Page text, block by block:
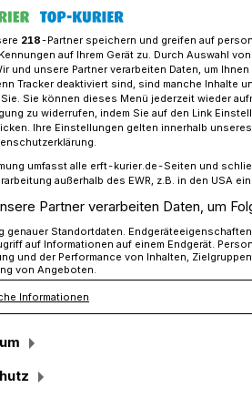
nutzte seine Chancen
Korkmaz´
acht
hat es
weite Strecken
drei Jahren in die
gegen den TuS
Markus Stupp am
218-Partner speichern und greifen auf
auf Ihrem Gerät zu. Durch Auswahl
und unsere Partner verarbeiten Daten, um
Tracker deaktiviert sind, sind manche Inhalte
Sie können dieses Menü jederzeit wieder
zu widerrufen, indem Sie auf den Link
Ihre Einstellungen gelten innerhalb
umfasst alle erft-kurier.de-Seiten und
außerhalb des EWR, z.B. in den USA ein.
Partner verarbeiten Daten, um
genauer Standortdaten.
auf Informationen auf einem Endgerät.
und der Performance von Inhalten,
von Angeboten.
Informationen